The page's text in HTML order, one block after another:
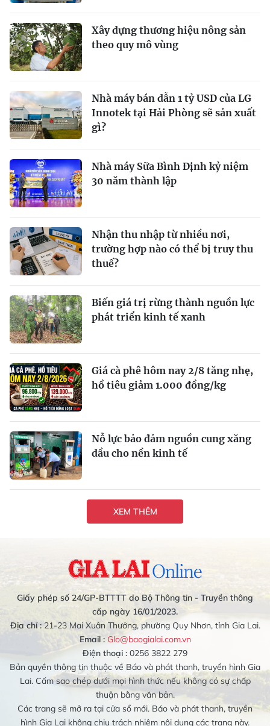
Xây dựng thương hiệu nông sản
theo quy mô vùng
Nhà máy bán dẫn 1 tỷ USD của LG
Innotek tại Hải Phòng sẽ sản xuất
gì?
Nhà máy Sữa Bình Định kỷ niệm
30 năm thành lập
Nhận thu nhập từ nhiều nơi,
trường hợp nào có thể bị truy thu
thuế?
Biến giá trị rừng thành nguồn lực
phát triển kinh tế xanh
Giá cà phê hôm nay 2/8 tăng nhẹ,
hồ tiêu giảm 1.000 đồng/kg
Nỗ lực bảo đảm nguồn cung xăng
dầu cho nền kinh tế
XEM THÊM
Giấy phép số 24/GP-BTTTT do Bộ Thông tin - Truyền thông
cấp ngày 16/01/2023.
Địa chỉ :21-23 Mai Xuân Thưởng, phường Quy Nhơn, tỉnh Gia Lai.
Email : Glo@baogialai.com.vn
Điện thoại : 0256 3822 279
Bản quyền thông tin thuộc về Báo và phát thanh, truyền hình Gia
Lai. Cấm sao chép dưới mọi hình thức nếu không có sự chấp
thuận bằng văn bản.
Các trang sẽ mở ra tại cửa sổ mới. Báo và phát thanh, truyền
hình Gia Lai không chịu trách nhiệm nội dung các trang này.